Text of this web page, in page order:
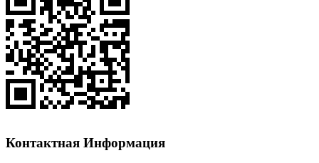
Контактная Информация